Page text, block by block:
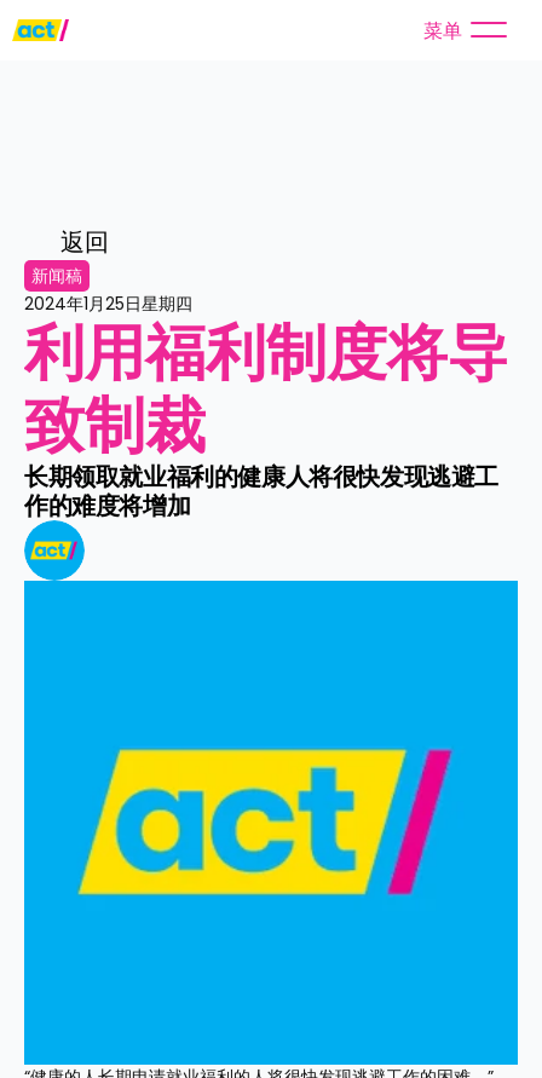
菜单
返回
新闻稿
2024年1月25日星期四
利用福利制度将导
致制裁
长期领取就业福利的健康人将很快发现逃避工
作的难度将增加